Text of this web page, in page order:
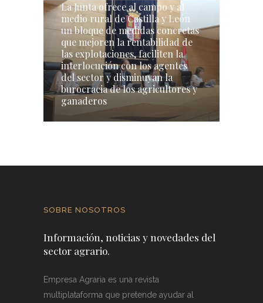
La Junta ofrece al campo y al
medio rural de Castilla y León
un bloque de medidas concretas
que mejoren la rentabilidad de
las explotaciones, faciliten la
interlocución con los agentes
del sector y disminuyan la
burocracia de los agricultores y
ganaderos
SOBRE NOSOTROS
Información, noticias y novedades del
sector agrario.
Empresa Agraria es una revista
multiplataforma que pretende ayudar al